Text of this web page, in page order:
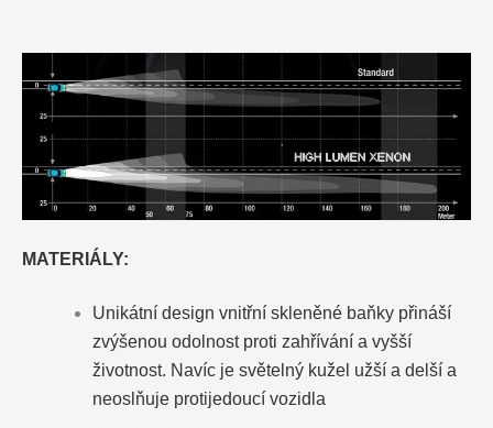
MATERIÁLY:
Unikátní design vnitřní skleněné baňky přináší
zvýšenou odolnost proti zahřívání a vyšší
životnost. Navíc je světelný kužel užší a delší a
neoslňuje protijedoucí vozidla